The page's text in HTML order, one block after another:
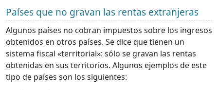
Países que no gravan las rentas extranjeras
Algunos países no cobran impuestos sobre los ingresos
obtenidos en otros países. Se dice que tienen un
sistema fiscal «territorial»: sólo se gravan las rentas
obtenidas en sus territorios. Algunos ejemplos de este
tipo de países son los siguientes: